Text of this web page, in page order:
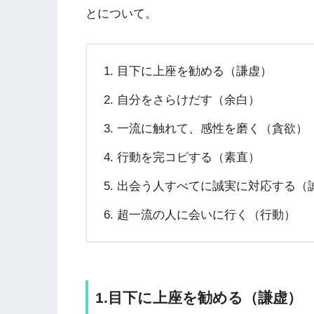
とについて。
目下に上座を勧める（謙虚）
自分をさらけだす（余白）
一流に触れて、感性を磨く（貪欲）
行動を完コピする（素直）
出会う人すべてに誠実に対応する（
超一流の人に会いに行く（行動）
1.目下に上座を勧める（謙虚）